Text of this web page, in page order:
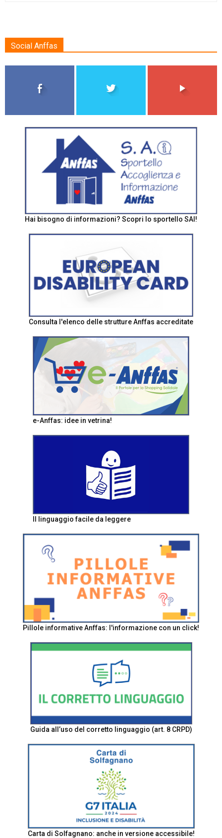
Social Anffas
Hai bisogno di informazioni? Scopri lo sportello SAI!
Consulta l'elenco delle strutture Anffas accreditate
e-Anffas: idee in vetrina!
Il linguaggio facile da leggere
Pillole informative Anffas: l'informazione con un click!
Guida all’uso del corretto linguaggio (art. 8 CRPD)
Carta di Solfagnano: anche in versione accessibile!